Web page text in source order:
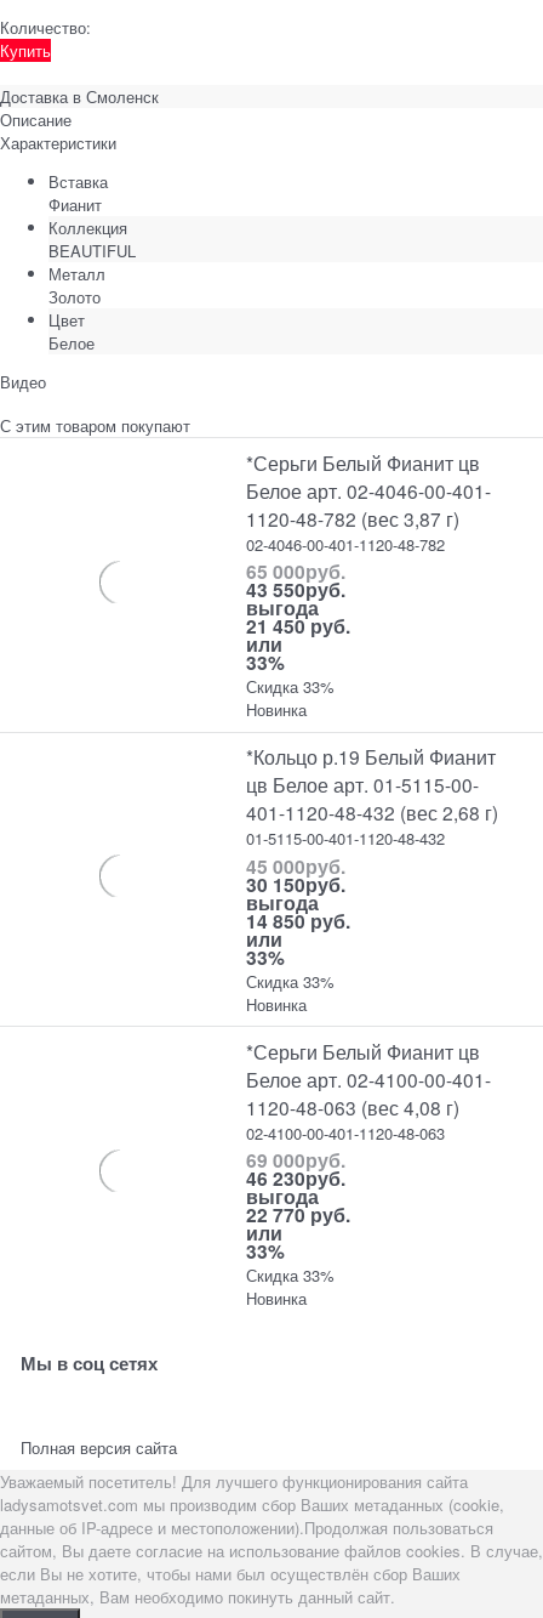
Количество:
Купить
Доставка в Смоленск
Описание
Характеристики
Вставка
Фианит
Коллекция
BEAUTIFUL
Металл
Золото
Цвет
Белое
Видео
С этим товаром покупают
*Серьги Белый Фианит цв
Белое арт. 02-4046-00-401-
1120-48-782 (вес 3,87 г)
02-4046-00-401-1120-48-782
65 000руб.
43 550руб.
выгода
21 450 руб.
или
33%
Скидка 33%
Новинка
*Кольцо р.19 Белый Фианит
цв Белое арт. 01-5115-00-
401-1120-48-432 (вес 2,68 г)
01-5115-00-401-1120-48-432
45 000руб.
30 150руб.
выгода
14 850 руб.
или
33%
Скидка 33%
Новинка
*Серьги Белый Фианит цв
Белое арт. 02-4100-00-401-
1120-48-063 (вес 4,08 г)
02-4100-00-401-1120-48-063
69 000руб.
46 230руб.
выгода
22 770 руб.
или
33%
Скидка 33%
Новинка
Мы в соц сетях
Полная версия сайта
Уважаемый посетитель! Для лучшего функционирования сайта
ladysamotsvet.com мы производим сбор Ваших метаданных (cookie,
данные об IP-адресе и местоположении).Продолжая пользоваться
сайтом, Вы даете согласие на использование файлов cookies. В случае,
если Вы не хотите, чтобы нами был осуществлён сбор Ваших
метаданных, Вам необходимо покинуть данный сайт.